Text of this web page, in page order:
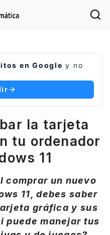
en Google y no
la tarjeta
tu ordenador
11
comprar un nuevo
11, debes saber
gráfica y sus
puede manejar tus